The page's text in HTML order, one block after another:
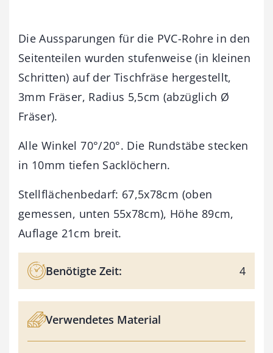
Die Aussparungen für die PVC-Rohre in den
Seitenteilen wurden stufenweise (in kleinen
Schritten) auf der Tischfräse hergestellt,
3mm Fräser, Radius 5,5cm (abzüglich Ø
Fräser).
Alle Winkel 70°/20°. Die Rundstäbe stecken
in 10mm tiefen Sacklöchern.
Stellflächenbedarf: 67,5x78cm (oben
gemessen, unten 55x78cm), Höhe 89cm,
Auflage 21cm breit.
Benötigte Zeit: 4
Verwendetes Material